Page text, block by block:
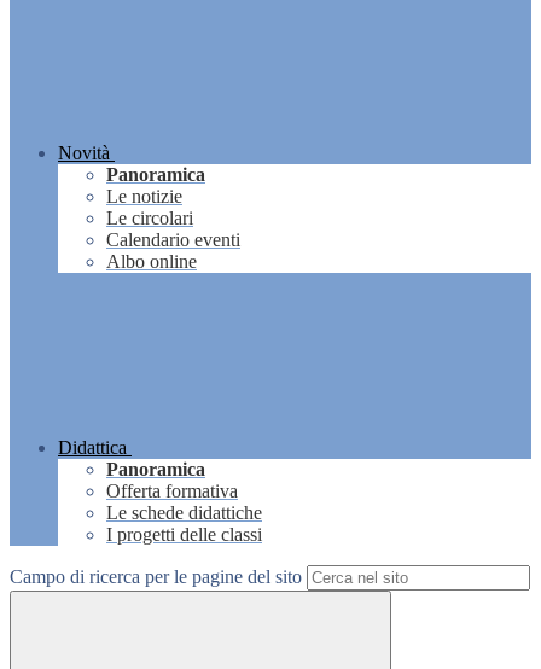
Novità
Panoramica
Le notizie
Le circolari
Calendario eventi
Albo online
Didattica
Panoramica
Offerta formativa
Le schede didattiche
I progetti delle classi
Campo di ricerca per le pagine del sito